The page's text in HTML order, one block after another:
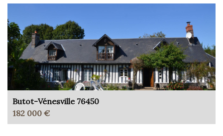
Butot-Vénesville 76450
182 000 €